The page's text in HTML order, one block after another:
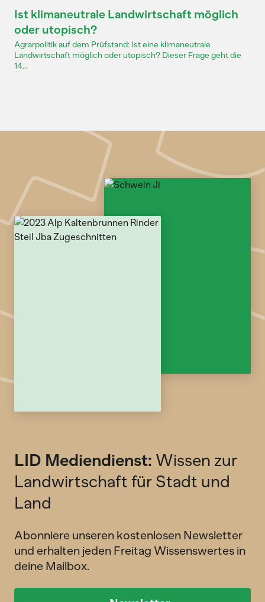
Ist klimaneutrale Landwirtschaft möglich
oder utopisch?
Agrarpolitik auf dem Prüfstand: Ist eine klimaneutrale
Landwirtschaft möglich oder utopisch? Dieser Frage geht die
14...
LID Mediendienst: Wissen zur
Landwirtschaft für Stadt und
Land
Abonniere unseren kostenlosen Newsletter
und erhalten jeden Freitag Wissenswertes in
deine Mailbox.